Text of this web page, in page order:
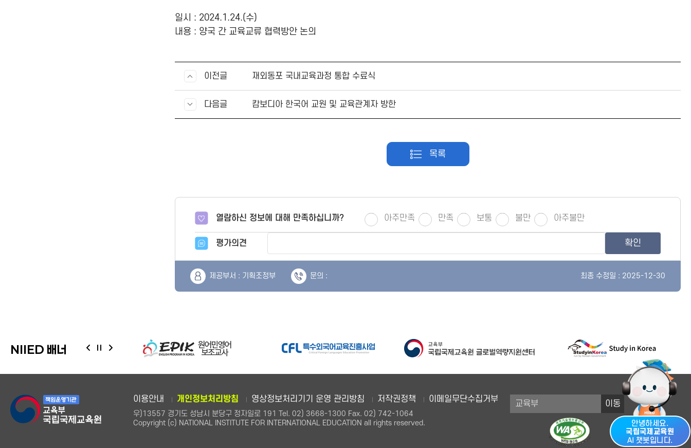
일시 : 2024.1.24.(수)
내용 : 양국 간 교육교류 협력방안 논의
이전글 재외동포 국내교육과정 통합 수료식
다음글 캄보디아 한국어 교원 및 교육관계자 방한
목록
열람하신 정보에 대해 만족하십니까? 아주만족 만족 보통 불만 아주불만
평가의견 확인
제공부서 : 기획조정부 문의 : 최종 수정일 : 2025-12-30
NIIED 배너
이용안내 개인정보처리방침 영상정보처리기기 운영 관리방침 저작권정책 이메일무단수집거부
우)13557 경기도 성남시 분당구 정자일로 191 Tel. 02) 3668-1300 Fax. 02) 742-1064
Copyright (c) NATIONAL INSTITUTE FOR INTERNATIONAL EDUCATION all rights reserved.
관련사이트
이동